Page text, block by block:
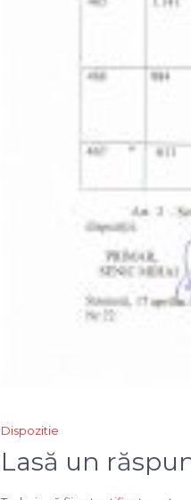
Navigare
în
Dispozitie
Lasă un